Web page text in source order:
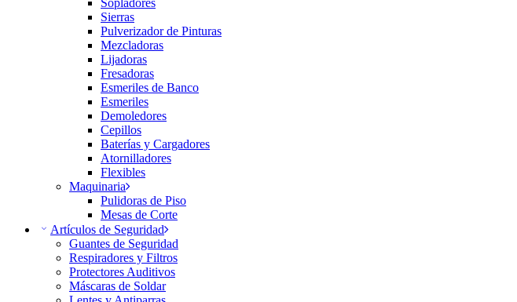
Sopladores
Sierras
Pulverizador de Pinturas
Mezcladoras
Lijadoras
Fresadoras
Esmeriles de Banco
Esmeriles
Demoledores
Cepillos
Baterías y Cargadores
Atornilladores
Flexibles
Maquinaria
Pulidoras de Piso
Mesas de Corte
Artículos de Seguridad
Guantes de Seguridad
Respiradores y Filtros
Protectores Auditivos
Máscaras de Soldar